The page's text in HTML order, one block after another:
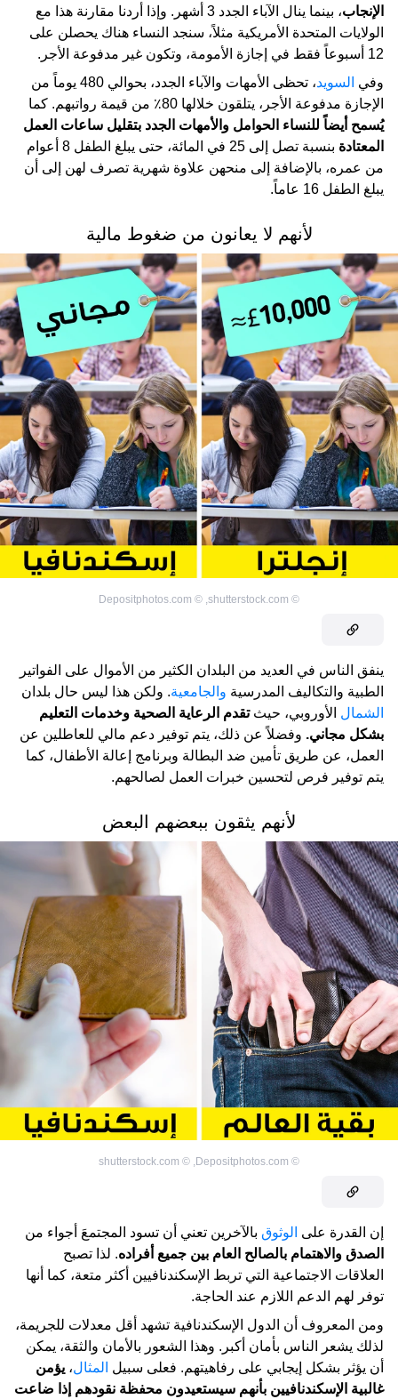
الإنجاب
، بينما ينال الآباء الجدد 3 أشهر. وإذا أردنا مقارنة هذا مع
الولايات المتحدة الأمريكية مثلاً، سنجد النساء هناك يحصلن على
12 أسبوعاً فقط في إجازة الأمومة، وتكون غير مدفوعة الأجر.
وفي السويد
، تحظى الأمهات والآباء الجدد، بحوالي 480 يوماً من
الإجازة مدفوعة الأجر، يتلقون خلالها 80٪ من قيمة رواتبهم. كما
يُسمح أيضاً للنساء الحوامل والأمهات الجدد بتقليل ساعات العمل
المعتادة
بنسبة تصل إلى 25 في المائة، حتى يبلغ الطفل 8 أعوام
من عمره، بالإضافة إلى منحهن علاوة شهرية تصرف لهن إلى أن
يبلغ الطفل 16 عاماً.
لأنهم لا يعانون من ضغوط مالية
©
shutterstock.com
,
©
Depositphotos.com
ينفق الناس في العديد من البلدان الكثير من الأموال على الفواتير
الطبية والتكاليف المدرسية والجامعية. ولكن هذا ليس حال بلدان
الشمال الأوروبي، حيث تقدم الرعاية الصحية وخدمات التعليم
بشكل مجاني. وفضلاً عن ذلك، يتم توفير دعم مالي للعاطلين عن
العمل، عن طريق تأمين ضد البطالة وبرنامج إعالة الأطفال، كما
يتم توفير فرص لتحسين خبرات العمل لصالحهم.
لأنهم يثقون ببعضهم البعض
©
Depositphotos.com
,
©
shutterstock.com
إن القدرة على الوثوق بالآخرين تعني أن تسود المجتمعَ أجواء من
الصدق والاهتمام بالصالح العام بين جميع أفراده. لذا تصبح
العلاقات الاجتماعية التي تربط الإسكندنافيين أكثر متعة، كما أنها
توفر لهم الدعم اللازم عند الحاجة.
ومن المعروف أن الدول الإسكندنافية تشهد أقل معدلات للجريمة،
لذلك يشعر الناس بأمان أكبر. وهذا الشعور بالأمان والثقة، يمكن
أن يؤثر بشكل إيجابي على رفاهيتهم. فعلى سبيل المثال، يؤمن
غالبية الإسكندنافيين بأنهم سيستعيدون محفظة نقودهم إذا ضاعت